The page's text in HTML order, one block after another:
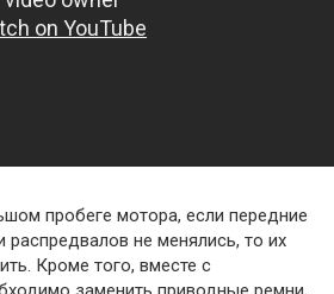
пробеге мотора, если передние
распредвалов не менялись, то их
Кроме того, вместе с